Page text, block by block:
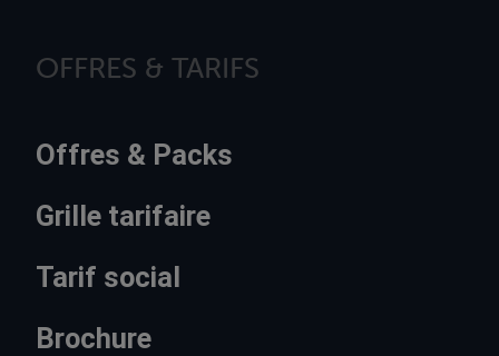
OFFRES & TARIFS
Offres & Packs
Grille tarifaire
Tarif social
Brochure